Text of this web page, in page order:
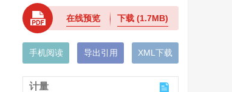
在线预览 下载(1.7MB)
手机阅读 导出引用 XML下载
计量